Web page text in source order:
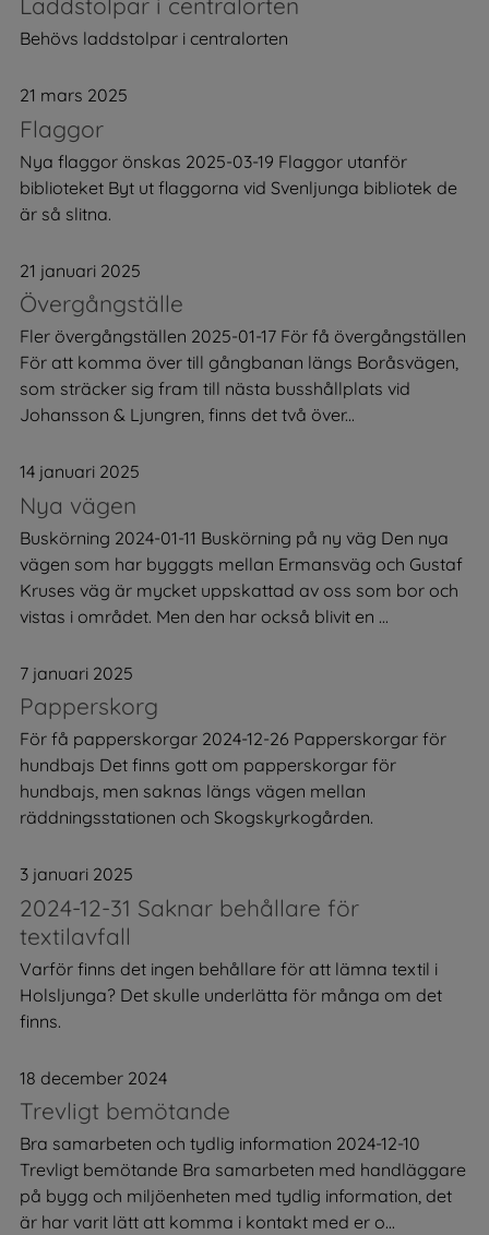
Behövs laddstolpar i centralorten
21 mars 2025
Flaggor
Nya flaggor önskas 2025-03-19 Flaggor utanför
biblioteket Byt ut flaggorna vid Svenljunga bibliotek de
är så slitna.
21 januari 2025
Övergångställe
Fler övergångställen 2025-01-17 För få övergångställen
För att komma över till gångbanan längs Boråsvägen,
som sträcker sig fram till nästa busshållplats vid
Johansson & Ljungren, finns det två över...
14 januari 2025
Nya vägen
Buskörning 2024-01-11 Buskörning på ny väg Den nya
vägen som har bygggts mellan Ermansväg och Gustaf
Kruses väg är mycket uppskattad av oss som bor och
vistas i området. Men den har också blivit en ...
7 januari 2025
Papperskorg
För få papperskorgar 2024-12-26 Papperskorgar för
hundbajs Det finns gott om papperskorgar för
hundbajs, men saknas längs vägen mellan
räddningsstationen och Skogskyrkogården.
3 januari 2025
2024-12-31 Saknar behållare för
textilavfall
Varför finns det ingen behållare för att lämna textil i
Holsljunga? Det skulle underlätta för många om det
finns.
18 december 2024
Trevligt bemötande
Bra samarbeten och tydlig information 2024-12-10
Trevligt bemötande Bra samarbeten med handläggare
på bygg och miljöenheten med tydlig information, det
är har varit lätt att komma i kontakt med er o...